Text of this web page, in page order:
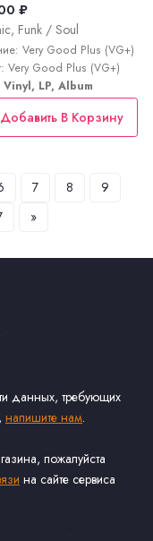
Limited Edition, Reissue
₽
Funk / Soul
Very Good Plus (VG+)
Very Good Plus (VG+)
Vinyl, LP, Album
Добавить В Корзину
7 8
9
»
данных, требующих
напишите нам.
пожалуйста
на сайте сервиса